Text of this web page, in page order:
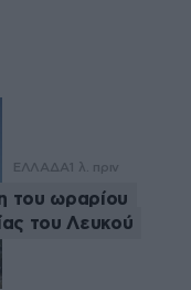
ΕΛΛΑΔΑ 1 λ. πριν
του ωραρίου
του Λευκού